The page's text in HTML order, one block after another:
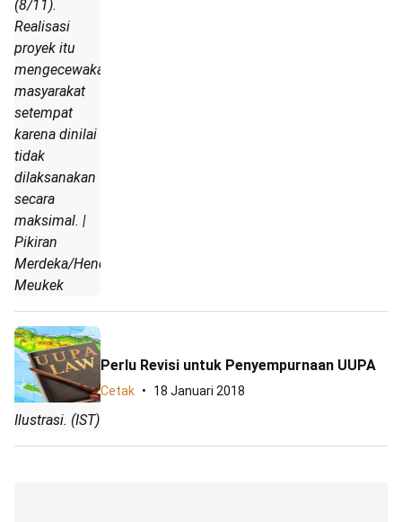
(8/11).
Realisasi
proyek itu
mengecewakan
masyarakat
setempat
karena dinilai
tidak
dilaksanakan
secara
maksimal. |
Pikiran
Merdeka/Hendrik
Meukek
Ilustrasi. (IST)
Perlu Revisi untuk Penyempurnaan UUPA
Cetak 18 Januari 2018